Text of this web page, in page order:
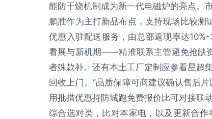
能防干烧机制成为新一代电磁炉的亮点。
鹏胜作为主打新品布点，支持现场比较测
优惠入驻配送服务，由总部返现率达
看展与新机期——精准联系主管避免抢缺
者殊款补。还有本土工厂定制应参看星超
回收上门。”品质保障可商建议确认售后
用批措优惠持防城跑免费报价比可对接联
综合选对类，比对本家电，以及更新合